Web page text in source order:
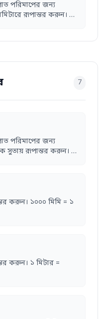
পরিমাপের জন্য
রূপান্তর করুন। ১
7
পরিমাপের জন্য
সুতায় রূপান্তর করুন। ১
করুন। ১০০০ মিমি = ১
করুন। ১ মিটার =